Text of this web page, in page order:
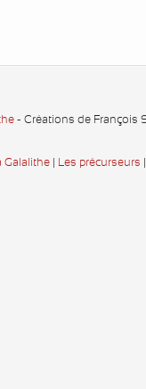
- Créations de François
Galalithe Les précurseurs